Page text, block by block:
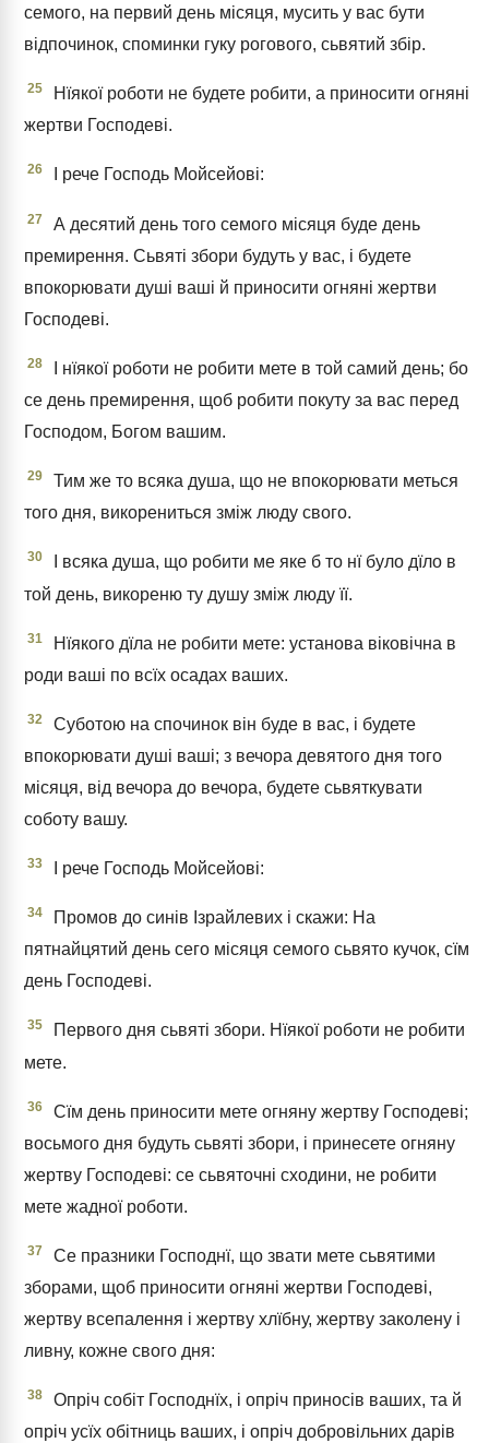
семого, на первий день місяця, мусить у вас бути
відпочинок, споминки гуку рогового, сьвятий збір.
25
Нїякої роботи не будете робити, а приносити огняні
жертви Господеві.
26 І рече Господь Мойсейові:
27
А десятий день того семого місяця буде день
премирення. Сьвяті збори будуть у вас, і будете
впокорювати душі ваші й приносити огняні жертви
Господеві.
28
І нїякої роботи не робити мете в той самий день; бо
се день премирення, щоб робити покуту за вас перед
Господом, Богом вашим.
29
Тим же то всяка душа, що не впокорювати меться
того дня, викорениться зміж люду свого.
30
І всяка душа, що робити ме яке б то нї було дїло в
той день, викореню ту душу зміж люду її.
31
Нїякого дїла не робити мете: установа віковічна в
роди ваші по всїх осадах ваших.
32
Суботою на спочинок він буде в вас, і будете
впокорювати душі ваші; з вечора девятого дня того
місяця, від вечора до вечора, будете сьвяткувати
соботу вашу.
33 І рече Господь Мойсейові:
34
Промов до синів Ізрайлевих і скажи: На
пятнайцятий день сего місяця семого сьвято кучок, сїм
день Господеві.
35
Первого дня сьвяті збори. Нїякої роботи не робити
мете.
36
Сїм день приносити мете огняну жертву Господеві;
восьмого дня будуть сьвяті збори, і принесете огняну
жертву Господеві: се сьвяточні сходини, не робити
мете жадної роботи.
37
Се празники Господнї, що звати мете сьвятими
зборами, щоб приносити огняні жертви Господеві,
жертву всепалення і жертву хлїбну, жертву заколену і
ливну, кожне свого дня:
38
Опріч собіт Господнїх, і опріч приносів ваших, та й
опріч усїх обітниць ваших, і опріч добровільних дарів